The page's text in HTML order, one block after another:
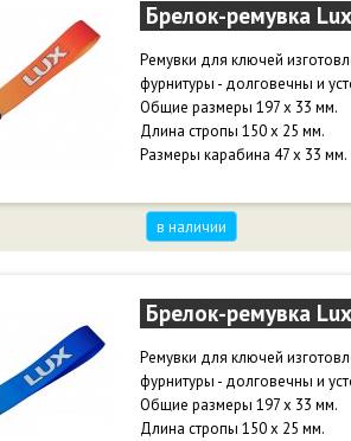
Брелок-ремувка
Ремувки для ключей
фурнитуры - долговечны и
Общие размеры 197 х 33 мм.
Длина стропы 150 х 25 мм.
Размеры карабина 47 х 33 мм.
в наличии
Брелок-ремувка
Ремувки для ключей
фурнитуры - долговечны и
Общие размеры 197 х 33 мм.
Длина стропы 150 х 25 мм.